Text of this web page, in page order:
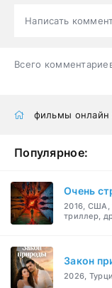
Написать
Всего
фильмы онлайн
Популярное:
Очень
2016, США,
триллер,
Закон
2026,